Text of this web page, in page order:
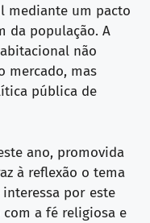
mediante um pacto
da população. A
não
mercado, mas
pública de
ano, promovida
à reflexão o tema
por este
a fé religiosa e